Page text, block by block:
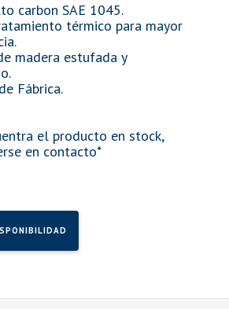
carbon SAE 1045.
térmico para mayor
madera estufada y
Fábrica.
el producto en stock,
en contacto*